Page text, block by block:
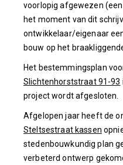
voorlopig afgewezen
het moment van dit
ontwikkelaar/eigenaar
bouw op het
Het bestemmingsplan
Slichtenhorststraat 91-93
project wordt afgesloten.
Afgelopen jaar heeft de
Steltsestraat kassen
stedenbouwkundig plan
verbeterd ontwerp